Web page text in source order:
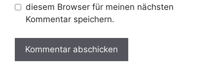
diesem Browser für meinen nächsten
Kommentar speichern.